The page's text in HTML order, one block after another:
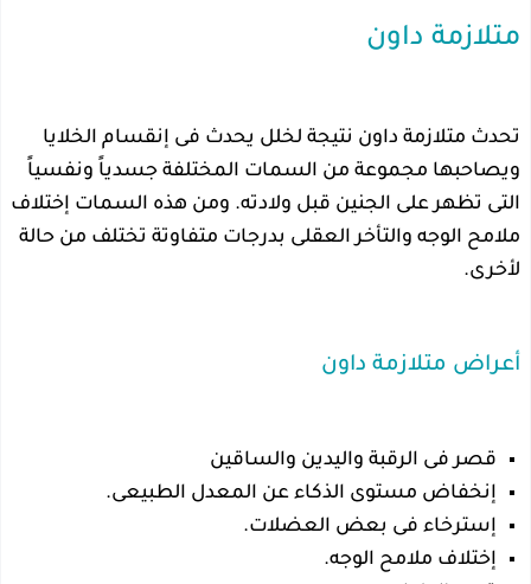
متلازمة داون
تحدث متلازمة داون نتيجة لخلل يحدث فى إنقسام الخلايا
ويصاحبها مجموعة من السمات المختلفة جسدياً ونفسياً
التى تظهر على الجنين قبل ولادته. ومن هذه السمات إختلاف
ملامح الوجه والتأخر العقلى بدرجات متفاوتة تختلف من حالة
لأخرى.
أعراض متلازمة داون
قصر فى الرقبة واليدين والساقين
إنخفاض مستوى الذكاء عن المعدل الطبيعى.
إسترخاء فى بعض العضلات.
إختلاف ملامح الوجه.